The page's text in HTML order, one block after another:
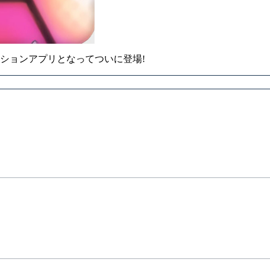
ョンアプリとなってついに登場!